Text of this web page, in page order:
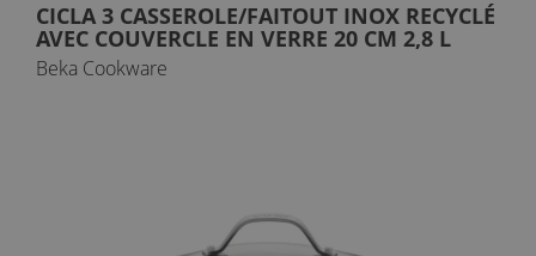
CICLA 3 CASSEROLE/FAITOUT INOX RECYCLÉ
AVEC COUVERCLE EN VERRE 20 CM 2,8 L
Beka Cookware